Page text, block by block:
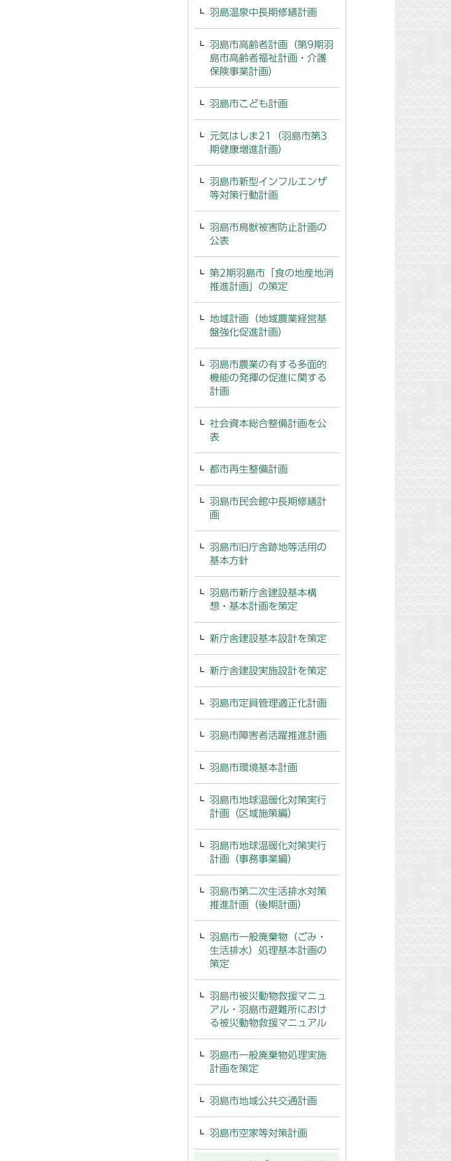
羽島温泉中長期修繕計画
羽島市高齢者計画（第9期羽
島市高齢者福祉計画・介護
保険事業計画）
羽島市こども計画
元気はしま21（羽島市第3
期健康増進計画）
羽島市新型インフルエンザ
等対策行動計画
羽島市鳥獣被害防止計画の
公表
第2期羽島市「食の地産地消
推進計画」の策定
地域計画（地域農業経営基
盤強化促進計画）
羽島市農業の有する多面的
機能の発揮の促進に関する
計画
社会資本総合整備計画を公
表
都市再生整備計画
羽島市民会館中長期修繕計
画
羽島市旧庁舎跡地等活用の
基本方針
羽島市新庁舎建設基本構
想・基本計画を策定
新庁舎建設基本設計を策定
新庁舎建設実施設計を策定
羽島市定員管理適正化計画
羽島市障害者活躍推進計画
羽島市環境基本計画
羽島市地球温暖化対策実行
計画（区域施策編）
羽島市地球温暖化対策実行
計画（事務事業編）
羽島市第二次生活排水対策
推進計画（後期計画）
羽島市一般廃棄物（ごみ・
生活排水）処理基本計画の
策定
羽島市被災動物救援マニュ
アル・羽島市避難所におけ
る被災動物救援マニュアル
羽島市一般廃棄物処理実施
計画を策定
羽島市地域公共交通計画
羽島市空家等対策計画